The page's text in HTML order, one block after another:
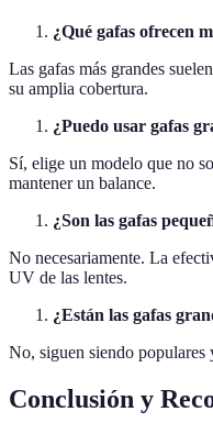
¿Qué gafas ofrecen
Las gafas más grandes
su amplia cobertura.
¿Puedo usar gafas
Sí, elige un modelo que no
mantener un balance.
¿Son las gafas
No necesariamente. La
UV de las lentes.
¿Están las gafas
No, siguen siendo populares
Conclusión y